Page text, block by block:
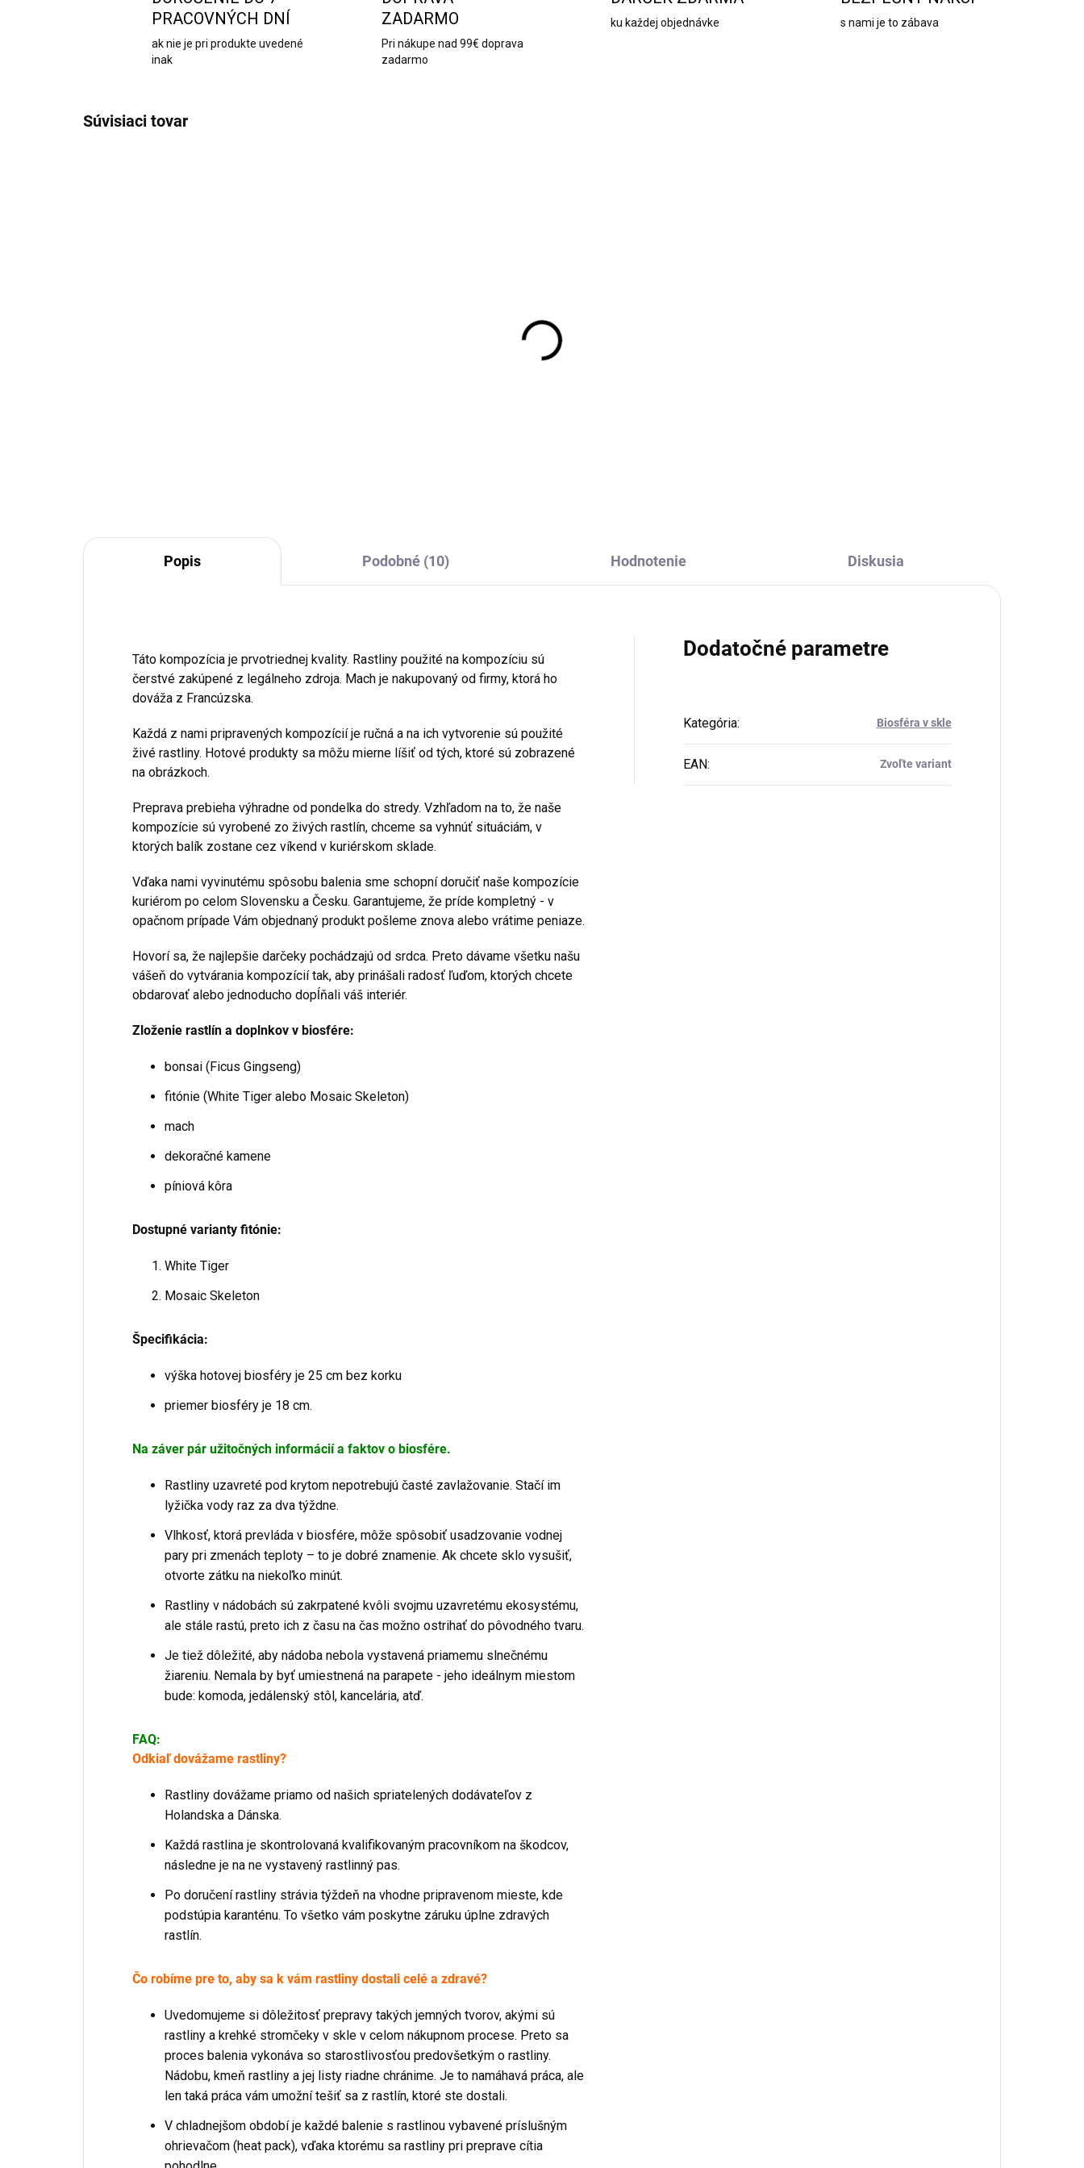
PRACOVNÝCH DNÍ
ak nie je pri produkte uvedené
inak
ZADARMO
Pri nákupe nad 99€ doprava
zadarmo
ku každej objednávke s nami je to zábava
Súvisiaci tovar
Popis Podobné (10) Hodnotenie Diskusia
Táto kompozícia je prvotriednej kvality. Rastliny použité na kompozíciu sú
čerstvé zakúpené z legálneho zdroja. Mach je nakupovaný od firmy, ktorá ho
dováža z Francúzska.
Každá z nami pripravených kompozícií je ručná a na ich vytvorenie sú použité
živé rastliny. Hotové produkty sa môžu mierne líšiť od tých, ktoré sú zobrazené
na obrázkoch.
Preprava prebieha výhradne od pondelka do stredy. Vzhľadom na to, že naše
kompozície sú vyrobené zo živých rastlín, chceme sa vyhnúť situáciám, v
ktorých balík zostane cez víkend v kuriérskom sklade.
Vďaka nami vyvinutému spôsobu balenia sme schopní doručiť naše kompozície
kuriérom po celom Slovensku a Česku. Garantujeme, že príde kompletný - v
opačnom prípade Vám objednaný produkt pošleme znova alebo vrátime peniaze.
Hovorí sa, že najlepšie darčeky pochádzajú od srdca. Preto dávame všetku našu
vášeň do vytvárania kompozícií tak, aby prinášali radosť ľuďom, ktorých chcete
obdarovať alebo jednoducho dopĺňali váš interiér.
Zloženie rastlín a doplnkov v biosfére:
bonsai (Ficus Gingseng)
fitónie (White Tiger alebo Mosaic Skeleton)
mach
dekoračné kamene
píniová kôra
Dostupné varianty fitónie:
White Tiger
Mosaic Skeleton
Špecifikácia:
výška hotovej biosféry je 25 cm bez korku
priemer biosféry je 18 cm.
Na záver pár užitočných informácií a faktov o biosfére.
Rastliny uzavreté pod krytom nepotrebujú časté zavlažovanie. Stačí im
lyžička vody raz za dva týždne.
Vlhkosť, ktorá prevláda v biosfére, môže spôsobiť usadzovanie vodnej
pary pri zmenách teploty – to je dobré znamenie. Ak chcete sklo vysušiť,
otvorte zátku na niekoľko minút.
Rastliny v nádobách sú zakrpatené kvôli svojmu uzavretému ekosystému,
ale stále rastú, preto ich z času na čas možno ostrihať do pôvodného tvaru.
Je tiež dôležité, aby nádoba nebola vystavená priamemu slnečnému
žiareniu. Nemala by byť umiestnená na parapete - jeho ideálnym miestom
bude: komoda, jedálenský stôl, kancelária, atď.
FAQ:
Odkiaľ dovážame rastliny?
Rastliny dovážame priamo od našich spriatelených dodávateľov z
Holandska a Dánska.
Každá rastlina je skontrolovaná kvalifikovaným pracovníkom na škodcov,
následne je na ne vystavený rastlinný pas.
Po doručení rastliny strávia týždeň na vhodne pripravenom mieste, kde
podstúpia karanténu. To všetko vám poskytne záruku úplne zdravých
rastlín.
Čo robíme pre to, aby sa k vám rastliny dostali celé a zdravé?
Uvedomujeme si dôležitosť prepravy takých jemných tvorov, akými sú
rastliny a krehké stromčeky v skle v celom nákupnom procese. Preto sa
proces balenia vykonáva so starostlivosťou predovšetkým o rastliny.
Nádobu, kmeň rastliny a jej listy riadne chránime. Je to namáhavá práca, ale
len taká práca vám umožní tešiť sa z rastlín, ktoré ste dostali.
V chladnejšom období je každé balenie s rastlinou vybavené príslušným
ohrievačom (heat pack), vďaka ktorému sa rastliny pri preprave cítia
Dodatočné parametre
Kategória: Biosféra v skle
EAN: Zvoľte variant